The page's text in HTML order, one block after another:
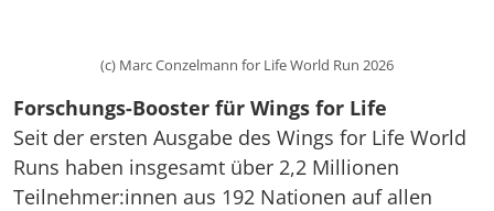
(c) Marc Conzelmann for Life World Run 2026
Forschungs-Booster für Wings for Life
Seit der ersten Ausgabe des Wings for Life World
Runs haben insgesamt über 2,2 Millionen
Teilnehmer:innen aus 192 Nationen auf allen